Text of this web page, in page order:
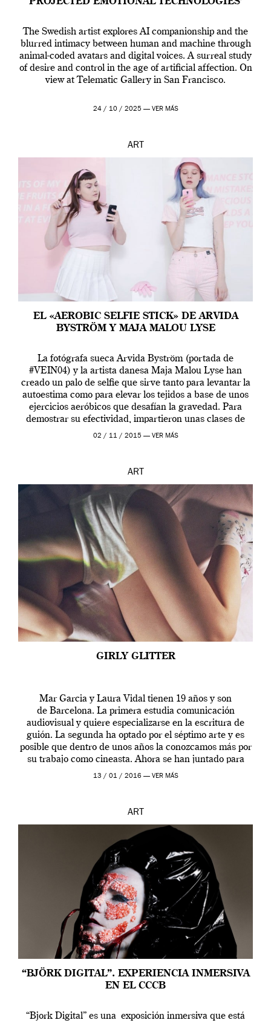
PROJECTED EMOTIONAL TECHNOLOGIES’
The Swedish artist explores AI companionship and the
blurred intimacy between human and machine through
animal-coded avatars and digital voices. A surreal study
of desire and control in the age of artificial affection. On
view at Telematic Gallery in San Francisco.
24 / 10 / 2025 — VER MÁS
ART
EL «AEROBIC SELFIE STICK» DE ARVIDA
BYSTRÖM Y MAJA MALOU LYSE
La fotógrafa sueca Arvida Byström (portada de
#VEIN04) y la artista danesa Maja Malou Lyse han
creado un palo de selfie que sirve tanto para levantar la
autoestima como para elevar los tejidos a base de unos
ejercicios aeróbicos que desafían la gravedad. Para
demostrar su efectividad, impartieron unas clases de
prueba en el Tate […]
02 / 11 / 2015 — VER MÁS
ART
GIRLY GLITTER
Mar Garcia y Laura Vidal tienen 19 años y son
de Barcelona. La primera estudia comunicación
audiovisual y quiere especializarse en la escritura de
guión. La segunda ha optado por el séptimo arte y es
posible que dentro de unos años la conozcamos más por
su trabajo como cineasta. Ahora se han juntado para
contarnos una […]
13 / 01 / 2016 — VER MÁS
ART
“BJÖRK DIGITAL”. EXPERIENCIA INMERSIVA
EN EL CCCB
“Bjork Digital” es una exposición inmersiva que está